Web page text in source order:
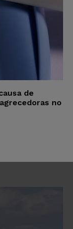
de
no